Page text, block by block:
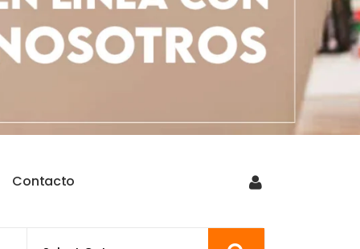
Contacto